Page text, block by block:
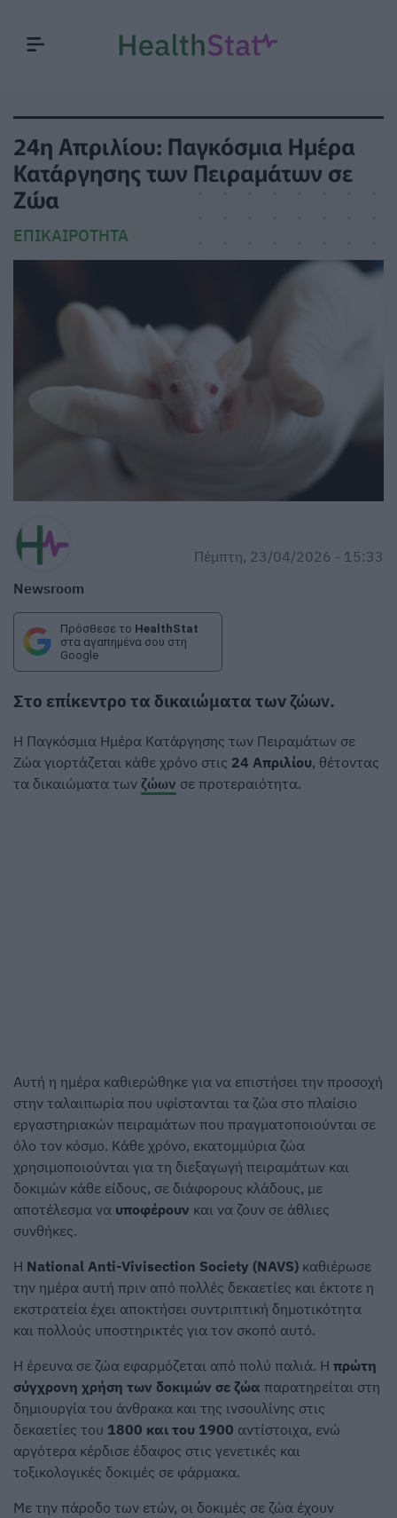
24η Απριλίου: Παγκόσμια Ημέρα
Κατάργησης των Πειραμάτων σε
Ζώα
ΕΠΙΚΑΙΡΌΤΗΤΑ
Newsroom
Πέμπτη, 23/04/2026 - 15:33
Πρόσθεσε το HealthStat
στα αγαπημένα σου στη
Google
Στο επίκεντρο τα δικαιώματα των ζώων.
Η Παγκόσμια Ημέρα Κατάργησης των Πειραμάτων σε
Ζώα γιορτάζεται κάθε χρόνο στις 24 Απριλίου, θέτοντας
τα δικαιώματα των ζώων σε προτεραιότητα.
Αυτή η ημέρα καθιερώθηκε για να επιστήσει την προσοχή
στην ταλαιπωρία που υφίστανται τα ζώα στο πλαίσιο
εργαστηριακών πειραμάτων που πραγματοποιούνται σε
όλο τον κόσμο. Κάθε χρόνο, εκατομμύρια ζώα
χρησιμοποιούνται για τη διεξαγωγή πειραμάτων και
δοκιμών κάθε είδους, σε διάφορους κλάδους, με
αποτέλεσμα να υποφέρουν και να ζουν σε άθλιες
συνθήκες.
Η National Anti-Vivisection Society (NAVS) καθιέρωσε
την ημέρα αυτή πριν από πολλές δεκαετίες και έκτοτε η
εκστρατεία έχει αποκτήσει συντριπτική δημοτικότητα
και πολλούς υποστηρικτές για τον σκοπό αυτό.
Η έρευνα σε ζώα εφαρμόζεται από πολύ παλιά. Η πρώτη
σύγχρονη χρήση των δοκιμών σε ζώα παρατηρείται στη
δημιουργία του άνθρακα και της ινσουλίνης στις
δεκαετίες του 1800 και του 1900 αντίστοιχα, ενώ
αργότερα κέρδισε έδαφος στις γενετικές και
τοξικολογικές δοκιμές σε φάρμακα.
Με την πάροδο των ετών, οι δοκιμές σε ζώα έχουν